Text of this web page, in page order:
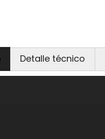
Detalle técnico